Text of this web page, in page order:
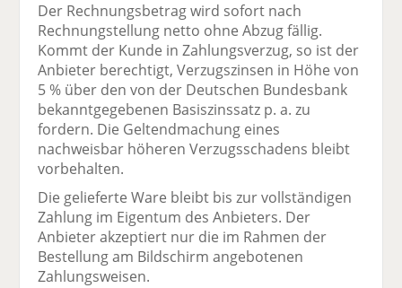
Der Rechnungsbetrag wird sofort nach
Rechnungstellung netto ohne Abzug fällig.
Kommt der Kunde in Zahlungsverzug, so ist der
Anbieter berechtigt, Verzugszinsen in Höhe von
5 % über den von der Deutschen Bundesbank
bekanntgegebenen Basiszinssatz p. a. zu
fordern. Die Geltendmachung eines
nachweisbar höheren Verzugsschadens bleibt
vorbehalten.
Die gelieferte Ware bleibt bis zur vollständigen
Zahlung im Eigentum des Anbieters. Der
Anbieter akzeptiert nur die im Rahmen der
Bestellung am Bildschirm angebotenen
Zahlungsweisen.